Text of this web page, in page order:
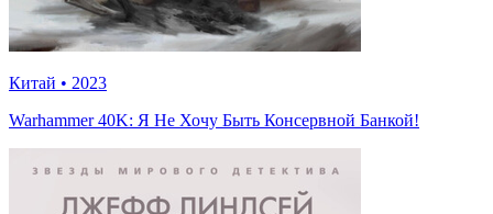
Китай • 2023
Warhammer 40K: Я Не Хочу Быть Консервной Банкой!